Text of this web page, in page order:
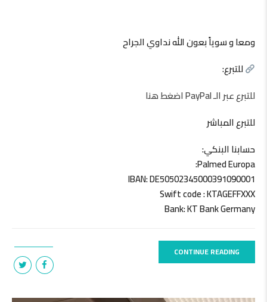
ومعا و سوياً بعون الله نداوي الجراح
للتبرع:
للتبرع عبر الـ PayPal اضغط هنا
للتبرع المباشر
حسابنا البنكي:
Palmed Europa:
IBAN: DE50502345000391090001
Swift code : KTAGEFFXXX
Bank: KT Bank Germany
CONTINUE READING